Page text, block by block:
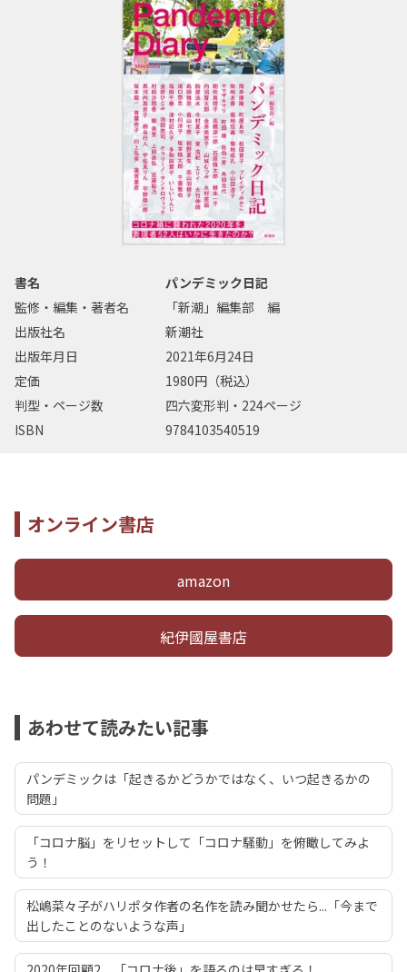
書名
パンデミック日記
監修・編集・著者名
「新潮」編集部 編
出版社名
新潮社
出版年月日
2021年6月24日
定価
1980円（税込）
判型・ページ数
四六変形判・224ページ
ISBN
9784103540519
オンライン書店
amazon
紀伊國屋書店
あわせて読みたい記事
パンデミックは「起きるかどうかではなく、いつ起きるかの
問題」
「コロナ脳」をリセットして「コロナ騒動」を俯瞰してみよ
う！
松嶋菜々子がハリポタ作者の名作を読み聞かせたら...「今まで
出したことのないような声」